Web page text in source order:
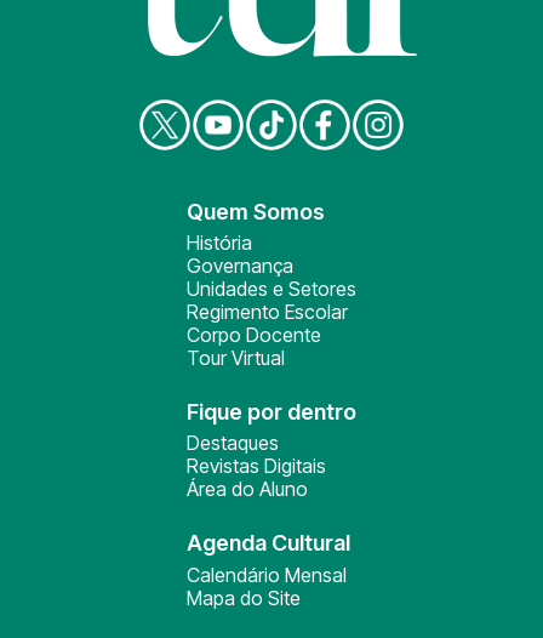
Quem Somos
História
Governança
Unidades e Setores
Regimento Escolar
Corpo Docente
Tour Virtual
Fique por dentro
Destaques
Revistas Digitais
Área do Aluno
Agenda Cultural
Calendário Mensal
Mapa do Site